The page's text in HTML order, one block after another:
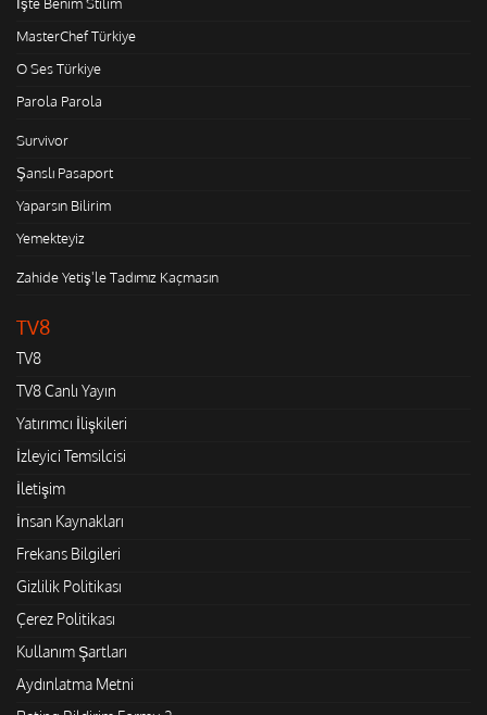
MasterChef Türkiye
O Ses Türkiye
Parola Parola
Survivor
Şanslı Pasaport
Yaparsın Bilirim
Yemekteyiz
Zahide Yetiş'le Tadımız Kaçmasın
TV8
TV8
TV8 Canlı Yayın
Yatırımcı İlişkileri
İzleyici Temsilcisi
İletişim
İnsan Kaynakları
Frekans Bilgileri
Gizlilik Politikası
Çerez Politikası
Kullanım Şartları
Aydınlatma Metni